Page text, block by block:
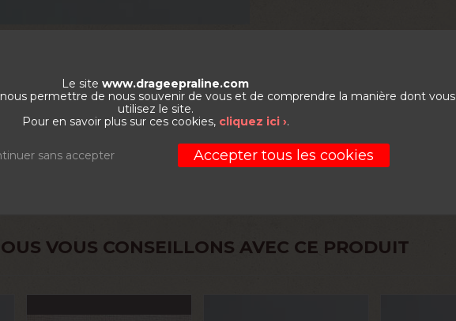
mélangées 40% grillées
VOUS CONSEILLONS AVEC CE PRODUIT
Le site www.drageepraline.com
permettre de nous souvenir de vous et de comprendre la manière dont vous
utilisez le site.
Pour en savoir plus sur ces cookies, cliquez ici ›.
sans accepter Accepter tous les cookies